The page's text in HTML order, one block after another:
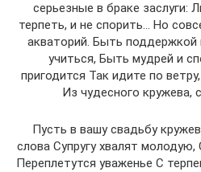
серьезные в браке заслуги:
терпеть, и не спорить… Но
акваторий. Быть поддержкой
учиться, Быть мудрей и
пригодится Так идите по
Из чудесного кружева,
Пусть в вашу свадьбу
слова Супругу хвалят молодую,
Переплетутся уваженье С